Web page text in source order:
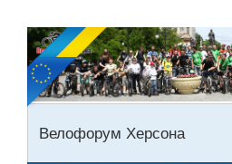
Велофорум Херсона